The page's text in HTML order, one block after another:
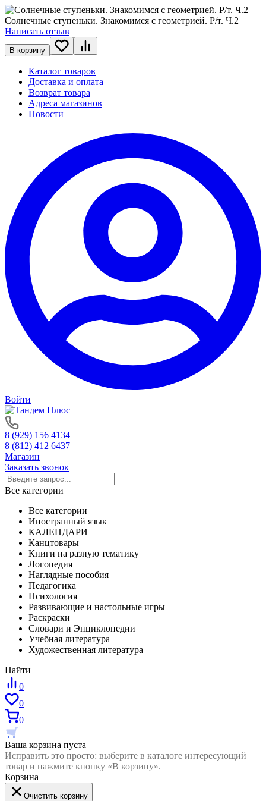
Солнечные ступеньки. Знакомимся с геометрией. Р/т. Ч.2
Написать отзыв
В корзину
Каталог товаров
Доставка и оплата
Возврат товара
Адреса магазинов
Новости
Войти
8 (929) 156 4134
8 (812) 412 6437
Магазин
Заказать звонок
Все категории
Все категории
Иностранный язык
КАЛЕНДАРИ
Канцтовары
Книги на разную тематику
Логопедия
Наглядные пособия
Педагогика
Психология
Развивающие и настольные игры
Раскраски
Словари и Энциклопедии
Учебная литература
Художественная литература
Найти
0
0
0
Ваша корзина пуста
Исправить это просто: выберите в каталоге интересующий
товар и нажмите кнопку «В корзину».
Корзина
Очистить корзину